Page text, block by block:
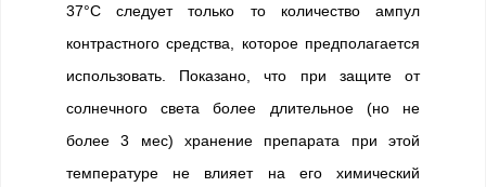
37°С следует только то количество ампул
контрастного средства, которое предполагается
использовать. Показано, что при защите от
солнечного света более длительное (но не
более 3 мес) хранение препарата при этой
температуре не влияет на его химический